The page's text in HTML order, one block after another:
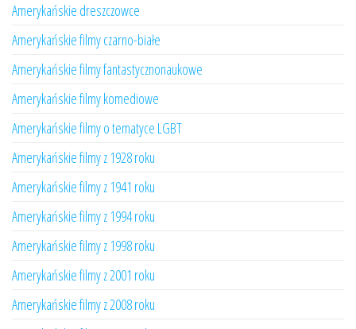
Amerykańskie dreszczowce
Amerykańskie filmy czarno-białe
Amerykańskie filmy fantastycznonaukowe
Amerykańskie filmy komediowe
Amerykańskie filmy o tematyce LGBT
Amerykańskie filmy z 1928 roku
Amerykańskie filmy z 1941 roku
Amerykańskie filmy z 1994 roku
Amerykańskie filmy z 1998 roku
Amerykańskie filmy z 2001 roku
Amerykańskie filmy z 2008 roku